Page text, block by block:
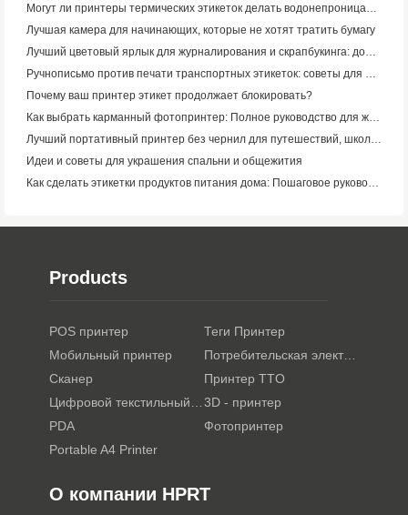
Лучшая камера для начинающих, которые не хотят тратить бумагу
Почему ваш принтер этикет продолжает блокировать?
Идеи и советы для украшения спальни и общежития
Products
POS принтер
Теги Принтер
Мобильный принтер
Сканер
Принтер TTO
3D - принтер
PDA
Фотопринтер
Portable A4 Printer
О компании HPRT